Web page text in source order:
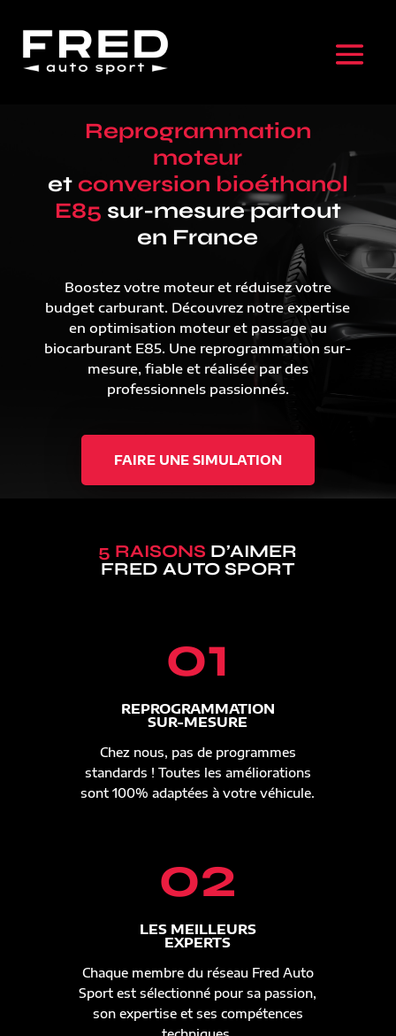
Reprogrammation
moteur
et conversion bioéthanol
E85 sur-mesure partout
en France
Boostez votre moteur et réduisez votre
budget carburant. Découvrez notre expertise
en optimisation moteur et passage au
biocarburant E85. Une reprogrammation sur-
mesure, fiable et réalisée par des
professionnels passionnés.
FAIRE UNE SIMULATION
5 RAISONS D’AIMER
FRED AUTO SPORT
01
REPROGRAMMATION
SUR-MESURE
Chez nous, pas de programmes
standards ! Toutes les améliorations
sont 100% adaptées à votre véhicule.
02
LES MEILLEURS
EXPERTS
Chaque membre du réseau Fred Auto
Sport est sélectionné pour sa passion,
son expertise et ses compétences